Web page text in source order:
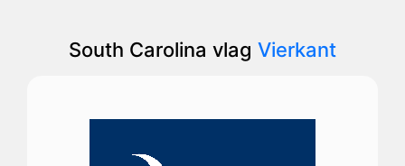
South Carolina vlag Vierkant